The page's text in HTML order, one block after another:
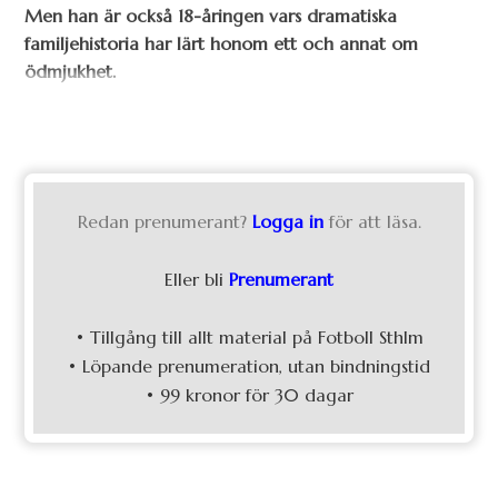
Men han är också 18-åringen vars dramatiska
familjehistoria har lärt honom ett och annat om
ödmjukhet.
Redan prenumerant? Logga in för att läsa.
Eller bli Prenumerant
• Tillgång till allt material på Fotboll Sthlm
• Löpande prenumeration, utan bindningstid
• 99 kronor för 30 dagar